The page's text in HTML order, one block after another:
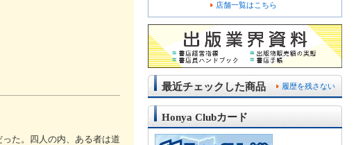
た。四人の内、ある者は道
店舗一覧はこちら
履歴を残さない
最近チェックした商品
Honya Clubカード